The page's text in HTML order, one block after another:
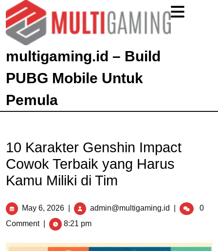
multigaming.id – Build
PUBG Mobile Untuk
Pemula
10 Karakter Genshin Impact
Cowok Terbaik yang Harus
Kamu Miliki di Tim
May 6, 2026 admin@multigaming.id
0
Comment
8:21 pm